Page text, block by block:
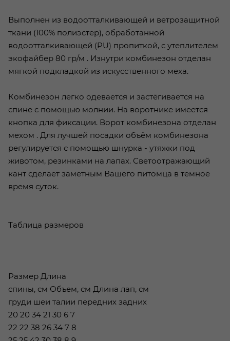
Выполнен из водоотталкивающей и ветрозащитной
ткани (100% полиэстер), обработанной
водоотталкивающей (PU) пропиткой, с утеплителем
экофайбер 80 гр/м . Изнутри комбинезон отделан
мягкой подкладкой из искусственного меха.
Комбинезон легко одевается и застёгивается на
спине с помощью молнии. На воротнике имеется
кнопка для фиксации. Ворот комбинезона отделан
мехом . Для лучшей посадки объём комбинезона
регулируется с помощью шнурка - утяжки под
животом, резинками на лапах. Светоотражающий
кант сделает заметным Вашего питомца в темное
время суток.
Таблица размеров
Размер Длина
спины, см Объем, см Длина лап, см
груди шеи талии передних задних
20 20 34 21 30 6 7
22 22 38 26 34 7 8